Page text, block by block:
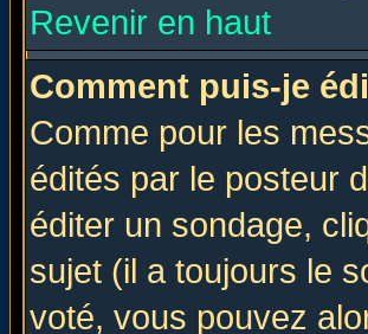
Revenir en haut
Comment puis-je
Comme pour les
édités par le posteur
éditer un sondage,
sujet (il a toujours le
voté, vous pouvez